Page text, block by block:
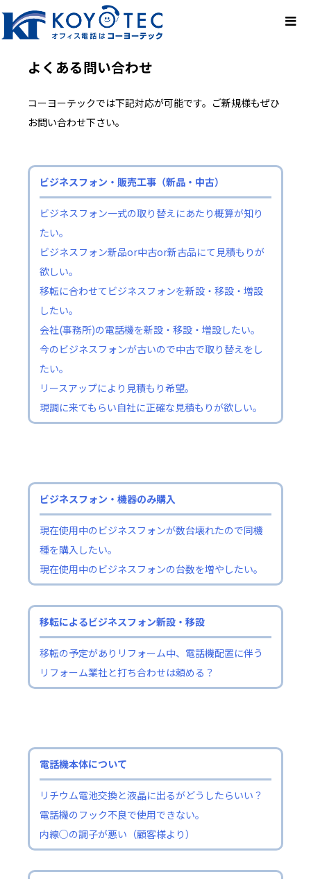
よくある問い合わせ
コーヨーテックでは下記対応が可能です。ご新規様もぜひ
お問い合わせ下さい。
ビジネスフォン・販売工事（新品・中古）
ビジネスフォン一式の取り替えにあたり概算が知り
たい。
ビジネスフォン新品or中古or新古品にて見積もりが
欲しい。
移転に合わせてビジネスフォンを新設・移設・増設
したい。
会社(事務所)の電話機を新設・移設・増設したい。
今のビジネスフォンが古いので中古で取り替えをし
たい。
リースアップにより見積もり希望。
現調に来てもらい自社に正確な見積もりが欲しい。
ビジネスフォン・機器のみ購入
現在使用中のビジネスフォンが数台壊れたので同機
種を購入したい。
現在使用中のビジネスフォンの台数を増やしたい。
移転によるビジネスフォン新設・移設
移転の予定がありリフォーム中、電話機配置に伴う
リフォーム業社と打ち合わせは頼める？
電話機本体について
リチウム電池交換と液晶に出るがどうしたらいい？
電話機のフック不良で使用できない。
内線○の調子が悪い（顧客様より）